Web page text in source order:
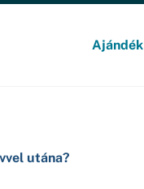
Ajándék
utána?